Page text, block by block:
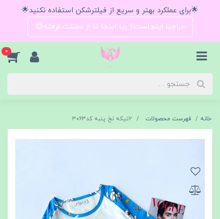
🌟برای عملکرد بهتر و سریع از فیلترشکن استفاده نکنید🌟
حراجیا اینجاست؟ بیا اینجا تا از دستت نرفته😍
0
خانه فهرست محصولات ۲تیکه نخ پنبه کد۳۰63